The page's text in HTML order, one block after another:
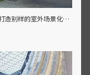
TOSCANA天篷:成都食悦花乡案例赏析 | 打造别样的室外场景化记忆名片